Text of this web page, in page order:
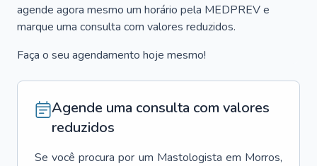
agende agora mesmo um horário pela MEDPREV e
marque uma consulta com valores reduzidos.
Faça o seu agendamento hoje mesmo!
Agende uma consulta com valores
reduzidos
Se você procura por um Mastologista em Morros,